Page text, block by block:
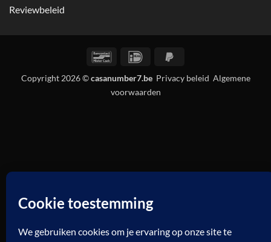
Reviewbeleid
BancontactIDeal
Copyright 2026 ©casanumber7.be Privacy beleid Algemene
voorwaarden